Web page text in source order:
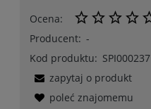
Ocena:
Producent: -
Kod produktu: SPI000237
zapytaj o produkt
poleć znajomemu